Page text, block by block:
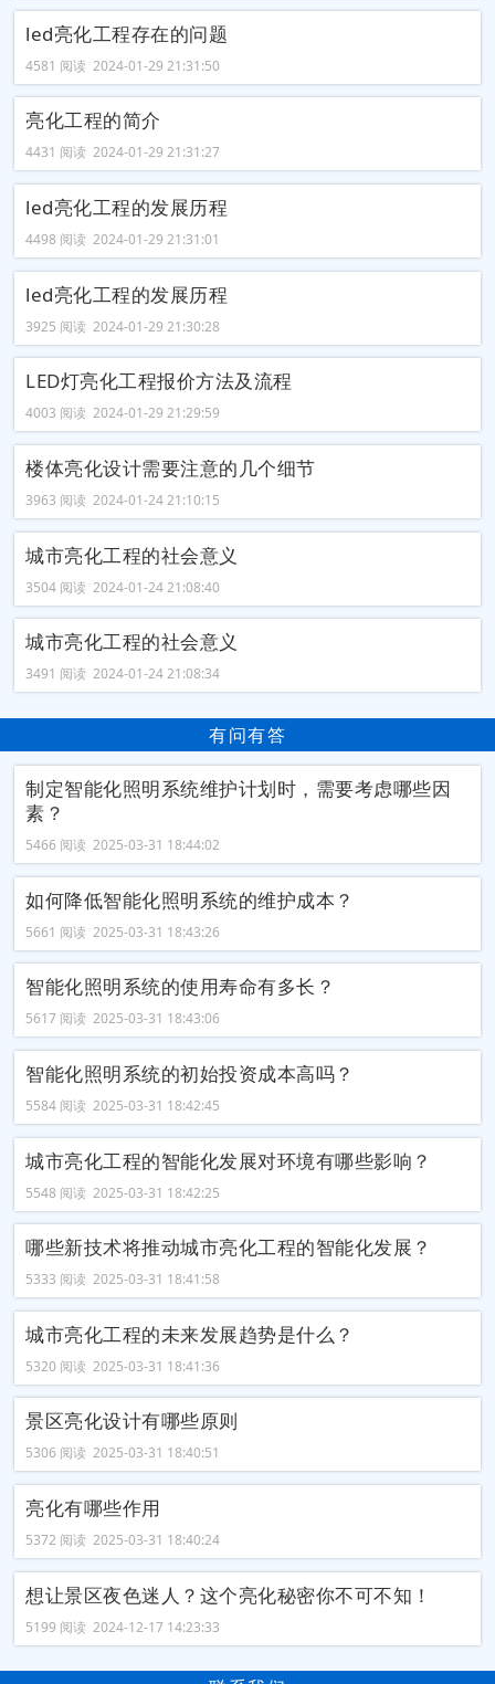
led亮化工程存在的问题
4581 阅读 2024-01-29 21:31:50
亮化工程的简介
4431 阅读 2024-01-29 21:31:27
led亮化工程的发展历程
4498 阅读 2024-01-29 21:31:01
led亮化工程的发展历程
3925 阅读 2024-01-29 21:30:28
LED灯亮化工程报价方法及流程
4003 阅读 2024-01-29 21:29:59
楼体亮化设计需要注意的几个细节
3963 阅读 2024-01-24 21:10:15
城市亮化工程的社会意义
3504 阅读 2024-01-24 21:08:40
城市亮化工程的社会意义
3491 阅读 2024-01-24 21:08:34
有问有答
制定智能化照明系统维护计划时，需要考虑哪些因
素？
5466 阅读 2025-03-31 18:44:02
如何降低智能化照明系统的维护成本？
5661 阅读 2025-03-31 18:43:26
智能化照明系统的使用寿命有多长？
5617 阅读 2025-03-31 18:43:06
智能化照明系统的初始投资成本高吗？
5584 阅读 2025-03-31 18:42:45
城市亮化工程的智能化发展对环境有哪些影响？
5548 阅读 2025-03-31 18:42:25
哪些新技术将推动城市亮化工程的智能化发展？
5333 阅读 2025-03-31 18:41:58
城市亮化工程的未来发展趋势是什么？
5320 阅读 2025-03-31 18:41:36
景区亮化设计有哪些原则
5306 阅读 2025-03-31 18:40:51
亮化有哪些作用
5372 阅读 2025-03-31 18:40:24
想让景区夜色迷人？这个亮化秘密你不可不知！
5199 阅读 2024-12-17 14:23:33